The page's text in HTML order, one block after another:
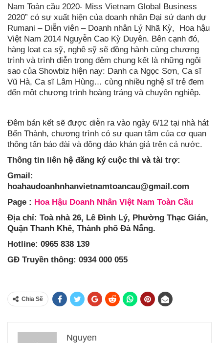
Nam Toàn cầu 2020- Miss Vietnam Global Business
2020” có sự xuất hiện của doanh nhân Đại sứ danh dự
Rumani – Diễn viên – Doanh nhân Lý Nhã Kỳ, Hoa hậu
Việt Nam 2014 Nguyễn Cao Kỳ Duyên. Bên cạnh đó,
hàng loạt ca sỹ, nghệ sỹ sẽ đồng hành cùng chương
trình và trình diễn trong đêm chung kết là những ngôi
sao của Showbiz hiện nay: Danh ca Ngọc Sơn, Ca sĩ
Vũ Hà, Ca sĩ Lâm Hùng… cùng nhiều nghệ sĩ trẻ đem
đến một chương trình hoàng tráng và chuyên nghiệp.
Đêm bán kết sẽ được diễn ra vào ngày 6/12 tại nhà hát
Bến Thành, chương trình có sự quan tâm của cơ quan
thông tấn báo đài và đông đảo khán giả trên cả nước.
Thông tin liên hệ đăng ký cuộc thi và tài trợ:
Gmail:
hoahaudoanhnhanvietnamtoancau@gmail.com
Page : Hoa Hậu Doanh Nhân Việt Nam Toàn Cầu
Địa chỉ: Toà nhà 26, Lê Đình Lý, Phường Thạc Gián,
Quận Thanh Khê, Thành phố Đà Nẵng.
Hotline: 0965 838 139
GĐ Truyền thông: 0934 000 055
Chia Sẽ
Nguyen